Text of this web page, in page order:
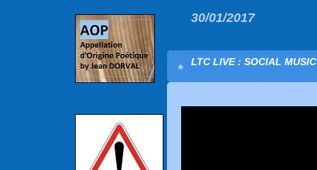
30/01/2017
LTC LIVE : SOCIAL